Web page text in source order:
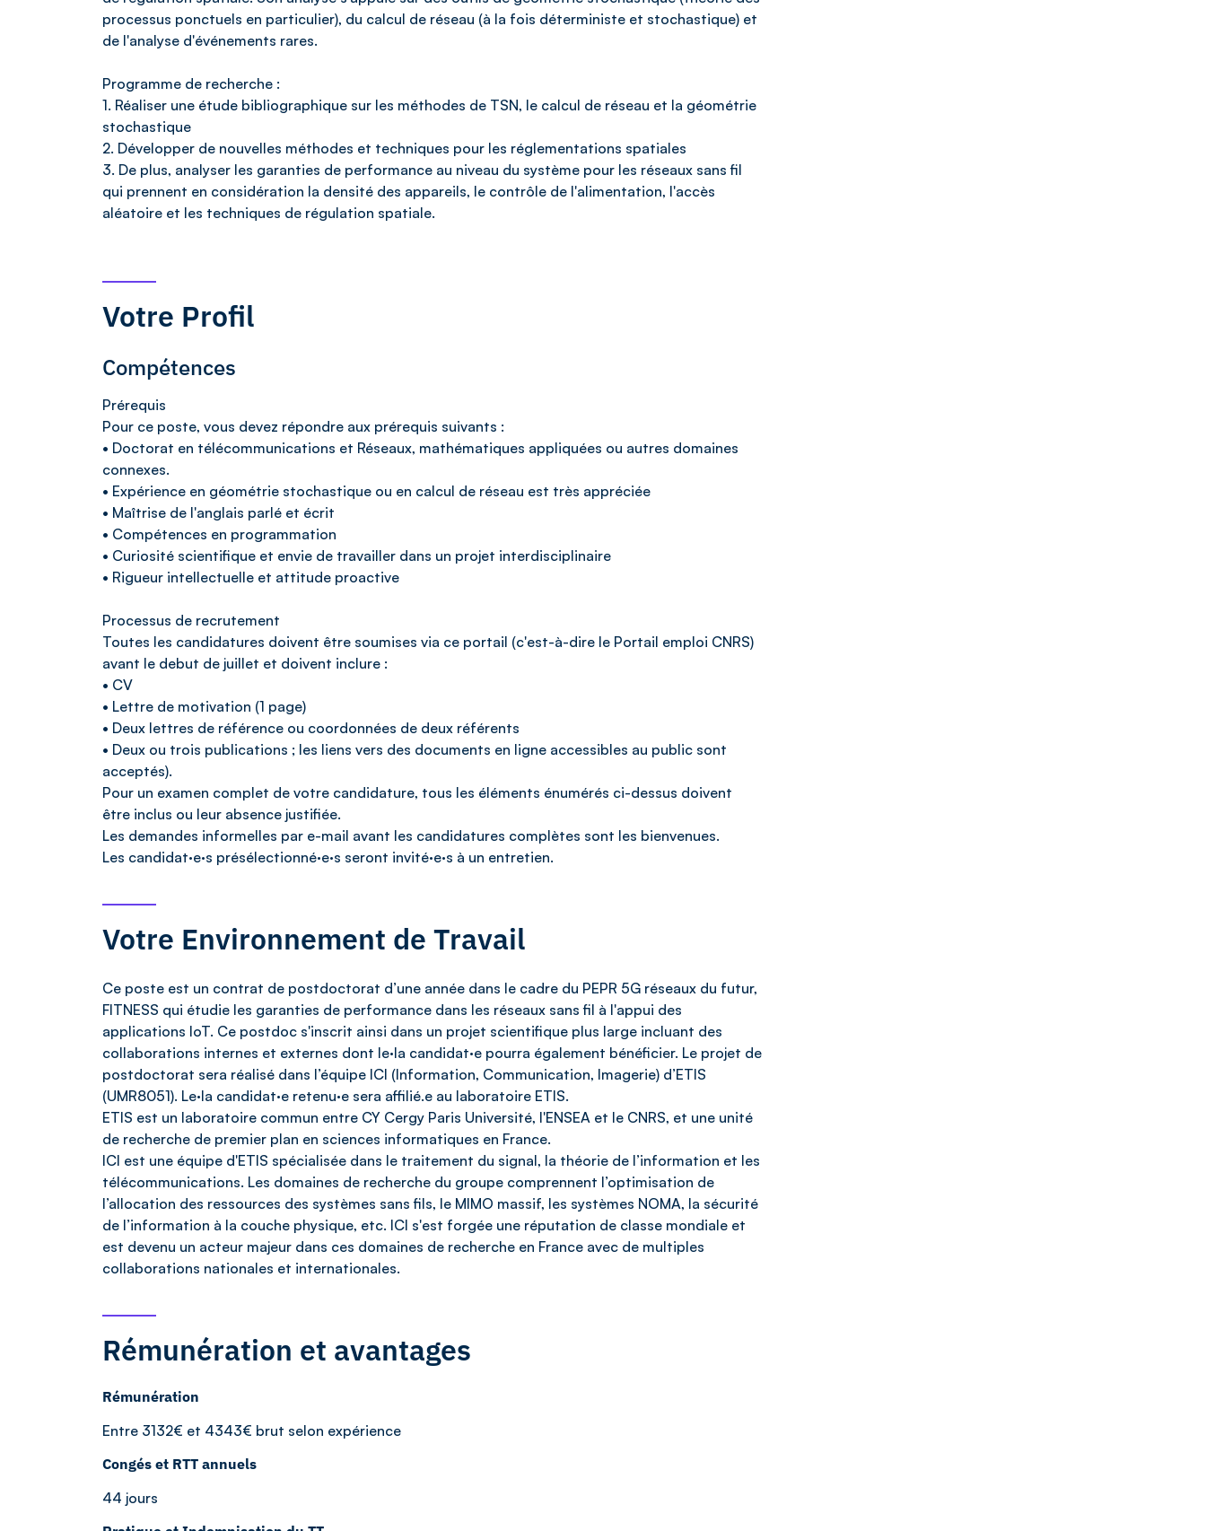
processus ponctuels en particulier), du calcul de réseau (à la fois déterministe et stochastique) et
de l'analyse d'événements rares.
Programme de recherche :
1. Réaliser une étude bibliographique sur les méthodes de TSN, le calcul de réseau et la géométrie
stochastique
2. Développer de nouvelles méthodes et techniques pour les réglementations spatiales
3. De plus, analyser les garanties de performance au niveau du système pour les réseaux sans fil
qui prennent en considération la densité des appareils, le contrôle de l'alimentation, l'accès
aléatoire et les techniques de régulation spatiale.
Votre Profil
Compétences
Prérequis
Pour ce poste, vous devez répondre aux prérequis suivants :
• Doctorat en télécommunications et Réseaux, mathématiques appliquées ou autres domaines
connexes.
• Expérience en géométrie stochastique ou en calcul de réseau est très appréciée
• Maîtrise de l'anglais parlé et écrit
• Compétences en programmation
• Curiosité scientifique et envie de travailler dans un projet interdisciplinaire
• Rigueur intellectuelle et attitude proactive
Processus de recrutement
Toutes les candidatures doivent être soumises via ce portail (c'est-à-dire le Portail emploi CNRS)
avant le debut de juillet et doivent inclure :
• CV
• Lettre de motivation (1 page)
• Deux lettres de référence ou coordonnées de deux référents
• Deux ou trois publications ; les liens vers des documents en ligne accessibles au public sont
acceptés).
Pour un examen complet de votre candidature, tous les éléments énumérés ci-dessus doivent
être inclus ou leur absence justifiée.
Les demandes informelles par e-mail avant les candidatures complètes sont les bienvenues.
Les candidat·e·s présélectionné·e·s seront invité·e·s à un entretien.
Votre Environnement de Travail
Ce poste est un contrat de postdoctorat d’une année dans le cadre du PEPR 5G réseaux du futur,
FITNESS qui étudie les garanties de performance dans les réseaux sans fil à l'appui des
applications IoT. Ce postdoc s'inscrit ainsi dans un projet scientifique plus large incluant des
collaborations internes et externes dont le·la candidat·e pourra également bénéficier. Le projet de
postdoctorat sera réalisé dans l’équipe ICI (Information, Communication, Imagerie) d’ETIS
(UMR8051). Le·la candidat·e retenu·e sera affilié.e au laboratoire ETIS.
ETIS est un laboratoire commun entre CY Cergy Paris Université, l'ENSEA et le CNRS, et une unité
de recherche de premier plan en sciences informatiques en France.
ICI est une équipe d'ETIS spécialisée dans le traitement du signal, la théorie de l’information et les
télécommunications. Les domaines de recherche du groupe comprennent l’optimisation de
l’allocation des ressources des systèmes sans fils, le MIMO massif, les systèmes NOMA, la sécurité
de l’information à la couche physique, etc. ICI s'est forgée une réputation de classe mondiale et
est devenu un acteur majeur dans ces domaines de recherche en France avec de multiples
collaborations nationales et internationales.
Rémunération et avantages
Rémunération
Entre 3132€ et 4343€ brut selon expérience
Congés et RTT annuels
44 jours